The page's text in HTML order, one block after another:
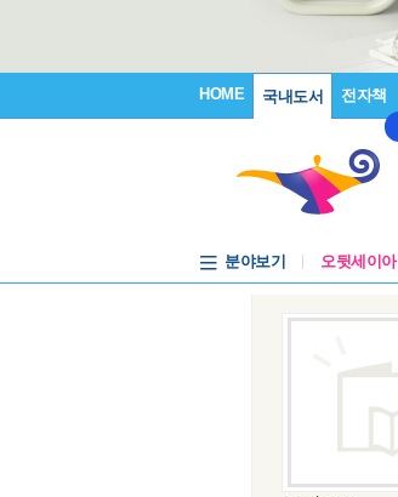
HOME 국내도서 전자책
분야보기 오뒷세이아